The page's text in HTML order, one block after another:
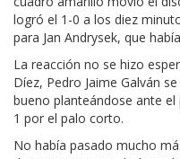
logró el 1-0 a los diez
para Jan Andrysek, que
La reacción no se hizo
Díez, Pedro Jaime Galván
bueno planteándose ante
1 por el palo corto.
No había pasado mucho